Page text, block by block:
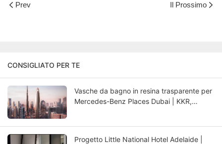
Prev Il Prossimo
CONSIGLIATO PER TE
Vasche da bagno in resina trasparente per
Mercedes-Benz Places Dubai | KKR,
Progetto Little National Hotel Adelaide |